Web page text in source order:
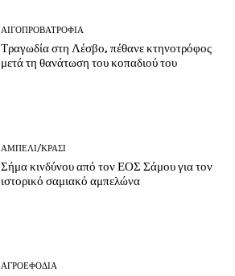
ΑΙΓΟΠΡΟΒΑΤΡΟΦΊΑ
Τραγωδία στη Λέσβο, πέθανε κτηνοτρόφος
μετά τη θανάτωση του κοπαδιού του
ΑΜΠΈΛΙ/ΚΡΑΣΊ
Σήμα κινδύνου από τον ΕΟΣ Σάμου για τον
ιστορικό σαμιακό αμπελώνα
ΑΓΡΟΕΦΌΔΙΑ